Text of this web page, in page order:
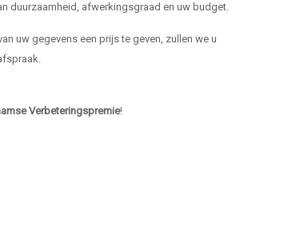
duurzaamheid, afwerkingsgraad en uw budget.
uw gegevens een prijs te geven, zullen we u
Verbeteringspremie!